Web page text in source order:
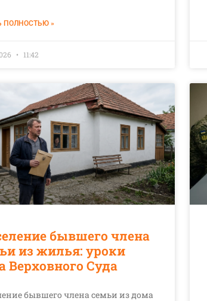
ПОЛНОСТЬЮ »
11:42
бывшего члена
из жилья: уроки
Верховного Суда
бывшего члена семьи из дома